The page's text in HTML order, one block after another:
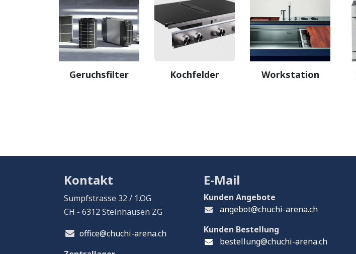
Geruchsfilter Kochfelder Workstation
Kontakt
Sumpfstrasse 32 / 1.OG
CH - 6312 Steinhausen ZG
office@chuchi-arena.ch
E-Mail
Kunden Angebote
angebot@chuchi-arena.ch
Kunden Bestellung
bestellung@chuchi-arena.ch